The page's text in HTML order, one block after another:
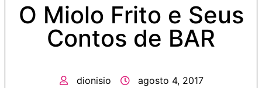
O Miolo Frito e Seus
Contos de BAR
dionisio
agosto 4, 2017